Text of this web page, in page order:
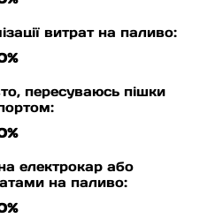
витрат на паливо:
пересуваюсь пішки
електрокар або
на паливо: